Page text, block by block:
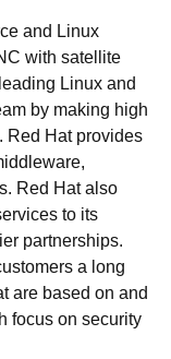
and Linux
with satellite
Linux and
by making high
Red Hat provides
Red Hat also
to its
partnerships.
a long
are based on and
focus on security